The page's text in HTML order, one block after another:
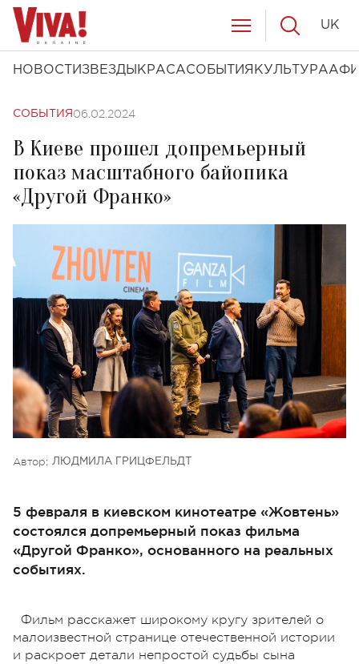
НОВОСТИ ЗВЕЗДЫ КРАСАСОБЫТИЯ КУЛЬТУРА
UK
СОБЫТИЯ 06.02.2024
В Киеве прошел допремьерный
показ масштабного байопика
«Другой Франко»
Автор: ЛЮДМИЛА ГРИЦФЕЛЬДТ
5 февраля в киевском кинотеатре «Жовтень»
состоялся допремьерный показ фильма
«Другой Франко», основанного на реальных
событиях.
Фильм расскажет широкому кругу зрителей о
малоизвестной странице отечественной истории
и раскроет детали непростой судьбы сына